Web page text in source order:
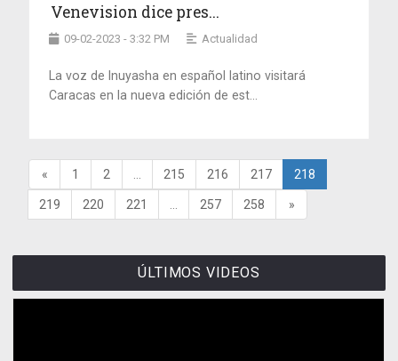
Venevision dice pres...
09-02-2023 - 3:32 PM Actualidad
La voz de Inuyasha en español latino visitará
Caracas en la nueva edición de est...
« 1 2 215 216 217 218
219 220 221 257 258 »
ÚLTIMOS VIDEOS